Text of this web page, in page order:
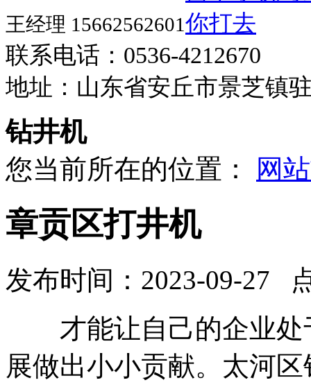
王经理 15662562601
联系电话：0536-4212670
地址：山东省安丘市景芝镇
钻井机
您当前所在的位置：
网
章贡区打井机
发布时间：2023-09-27
才能让自己的企业处
展做出小小贡献。太河